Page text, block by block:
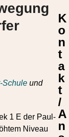
Schule und
1 E der Paul-
Niveau
K
o
n
t
a
k
t
/
A
n